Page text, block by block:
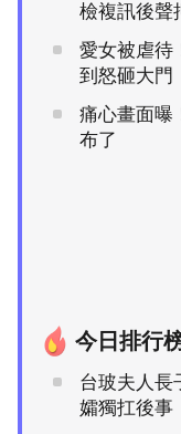
檢複訊後聲
愛女被虐待
到怒砸大門
痛心畫面曝
布了
今日排行
台玻夫人長
孀獨扛後事